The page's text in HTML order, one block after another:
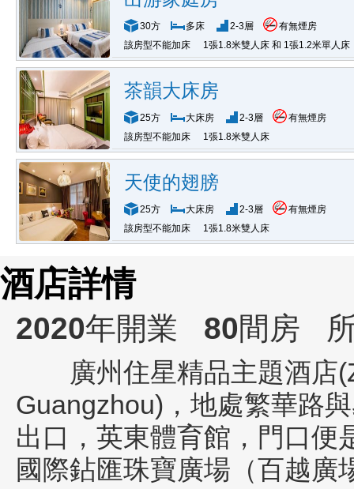
30方 多床 2-3層
有無煙房
該房型不能加床
1張1.8米雙人床 和 1張1.2米單人床
茶韻大床房
25方 大床房 2-3層
有無煙房
該房型不能加床
1張1.8米雙人床
天使的翅膀
25方 大床房 2-3層
有無煙房
該房型不能加床
1張1.8米雙人床
酒店詳情
2020年開業 80間房
廣州住星精品主題酒店
Guangzhou) ，地處繁華路
出口，英東體育館，門口便
國際鉆匯珠寶廣場（百越廣